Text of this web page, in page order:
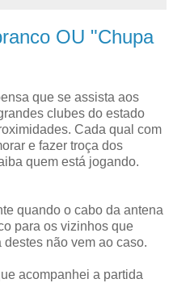
OU "Chupa
que se assista aos
clubes do estado
Cada qual com
e fazer troça dos
quem está jogando.
quando o cabo da antena
para os vizinhos que
não vem ao caso.
acompanhei a partida